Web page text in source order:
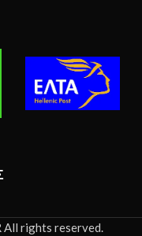
All rights reserved.